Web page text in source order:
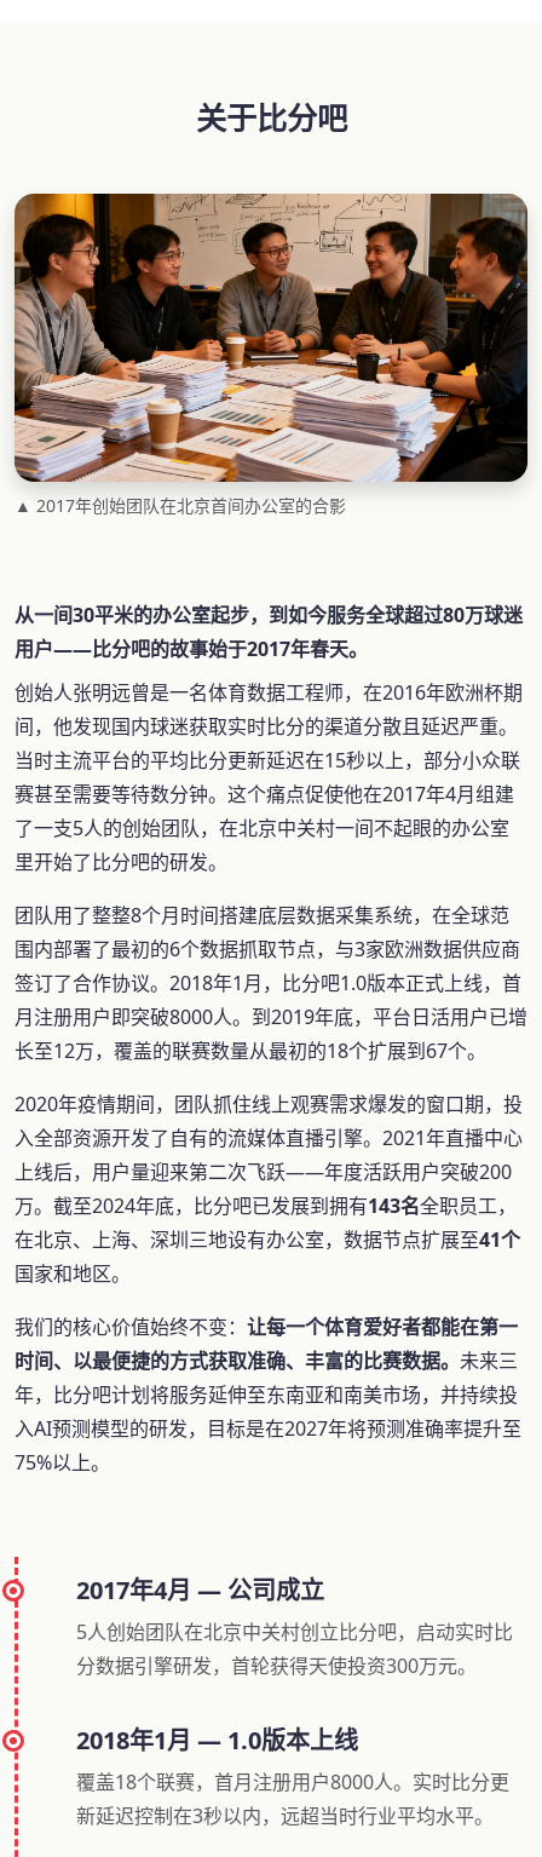
关于比分吧
▲ 2017年创始团队在北京首间办公室的合影
从一间30平米的办公室起步，到如今服务全球超过80万球迷
用户——比分吧的故事始于2017年春天。
创始人张明远曾是一名体育数据工程师，在2016年欧洲杯期
间，他发现国内球迷获取实时比分的渠道分散且延迟严重。
当时主流平台的平均比分更新延迟在15秒以上，部分小众联
赛甚至需要等待数分钟。这个痛点促使他在2017年4月组建
了一支5人的创始团队，在北京中关村一间不起眼的办公室
里开始了比分吧的研发。
团队用了整整8个月时间搭建底层数据采集系统，在全球范
围内部署了最初的6个数据抓取节点，与3家欧洲数据供应商
签订了合作协议。2018年1月，比分吧1.0版本正式上线，首
月注册用户即突破8000人。到2019年底，平台日活用户已增
长至12万，覆盖的联赛数量从最初的18个扩展到67个。
2020年疫情期间，团队抓住线上观赛需求爆发的窗口期，投
入全部资源开发了自有的流媒体直播引擎。2021年直播中心
上线后，用户量迎来第二次飞跃——年度活跃用户突破200
万。截至2024年底，比分吧已发展到拥有143名全职员工，
在北京、上海、深圳三地设有办公室，数据节点扩展至41个
国家和地区。
我们的核心价值始终不变： 让每一个体育爱好者都能在第一
时间、以最便捷的方式获取准确、丰富的比赛数据。 未来三
年，比分吧计划将服务延伸至东南亚和南美市场，并持续投
入AI预测模型的研发，目标是在2027年将预测准确率提升至
75%以上。
2017年4月 — 公司成立
5人创始团队在北京中关村创立比分吧，启动实时比
分数据引擎研发，首轮获得天使投资300万元。
2018年1月 — 1.0版本上线
覆盖18个联赛，首月注册用户8000人。实时比分更
新延迟控制在3秒以内，远超当时行业平均水平。